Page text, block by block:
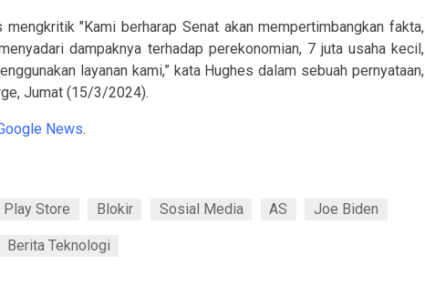
"Kami berharap Senat akan mempertimbangkan fakta,
dampaknya terhadap perekonomian, 7 juta usaha kecil,
layanan kami,” kata Hughes dalam sebuah pernyataan,
Jumat (15/3/2024).
News.
Play Store Blokir Sosial Media AS Joe Biden
Berita Teknologi